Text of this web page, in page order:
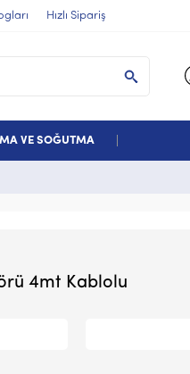
Hızlı Sipariş
VE SOĞUTMA
4mt Kablolu